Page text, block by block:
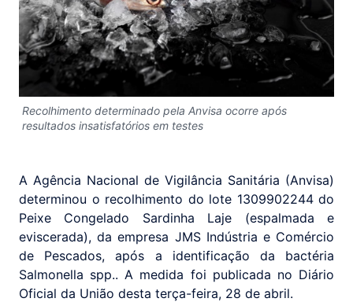
Recolhimento determinado pela Anvisa ocorre após
resultados insatisfatórios em testes
A Agência Nacional de Vigilância Sanitária (Anvisa)
determinou o recolhimento do lote 1309902244 do
Peixe Congelado Sardinha Laje (espalmada e
eviscerada), da empresa JMS Indústria e Comércio
de Pescados, após a identificação da bactéria
Salmonella spp.. A medida foi publicada no Diário
Oficial da União desta terça-feira, 28 de abril.